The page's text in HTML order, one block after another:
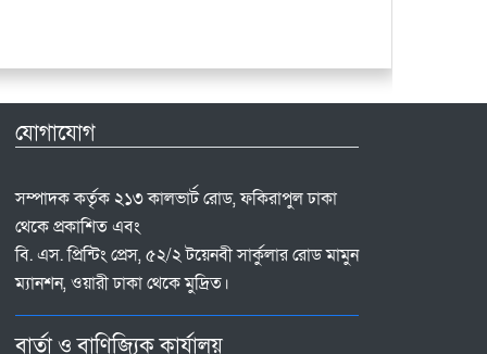
যোগাযোগ
সম্পাদক কর্তৃক ২১৩ কালভার্ট রোড, ফকিরাপুল ঢাকা
থেকে প্রকাশিত এবং
বি. এস. প্রিন্টিং প্রেস, ৫২/২ টয়েনবী সার্কুলার রোড মামুন
ম্যানশন, ওয়ারী ঢাকা থেকে মুদ্রিত।
বার্তা ও বাণিজ্যিক কার্যালয়